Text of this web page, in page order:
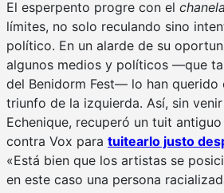
El esperpento progre con el
límites, no solo reculando sino
político. En un alarde de su
algunos medios y políticos —que
del Benidorm Fest— lo han querido
triunfo de la izquierda. Así, sin
Echenique, recuperó un tuit
contra Vox para tuitearlo justo
«Está bien que los artistas se
en este caso una persona